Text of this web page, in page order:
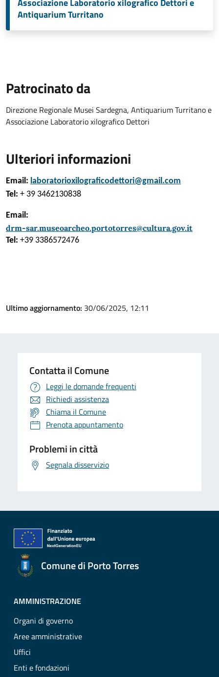
Associazione Laboratorio xilografico Dettori e
Antiquarium Turritano
Patrocinato da
Direzione Regionale Musei Sardegna, Antiquarium Turritano e
Associazione Laboratorio xilografico Dettori
Ulteriori informazioni
Email: laboratorioxilograficodettori@gmail.com
Tel: + 39 3462130838
Email:
drm-sar.museoarcheo.portotorres@cultura.gov.it
Tel: +39 3386572476
Ultimo aggiornamento: 30/06/2025, 12:11
Contatta il Comune
Leggi le domande frequenti
Richiedi assistenza
Chiama il Comune
Prenota appuntamento
Problemi in città
Segnala disservizio
Comune di Porto Torres
AMMINISTRAZIONE
Organi di governo
Aree amministrative
Uffici
Enti e fondazioni